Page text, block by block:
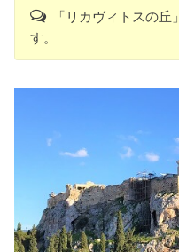
「リカヴィトスの
す。